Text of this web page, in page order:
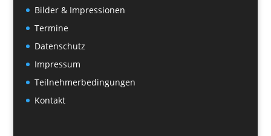
Bilder & Impressionen
Termine
Datenschutz
Impressum
Teilnehmerbedingungen
Kontakt